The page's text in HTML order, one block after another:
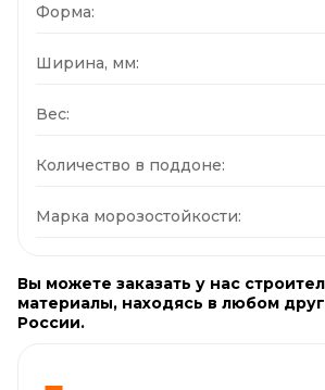
Форма:
Ширина, мм:
Вес:
Количество в поддоне:
Марка морозостойкости:
Вы можете заказать у нас
материалы, находясь в любом
России.